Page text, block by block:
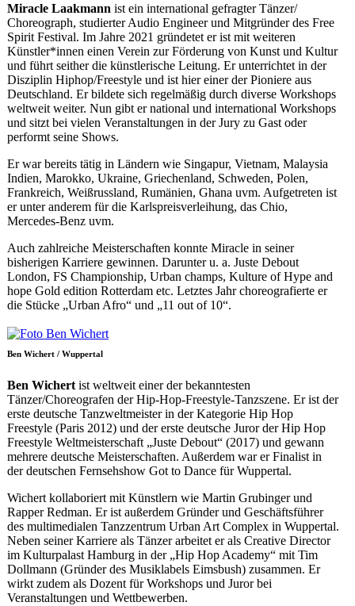
Miracle Laakmann ist ein international gefragter Tänzer/
Choreograph, studierter Audio Engineer und Mitgründer des Free
Spirit Festival. Im Jahre 2021 gründetet er ist mit weiteren
Künstler*innen einen Verein zur Förderung von Kunst und Kultur
und führt seither die künstlerische Leitung. Er unterrichtet in der
Disziplin Hiphop/Freestyle und ist hier einer der Pioniere aus
Deutschland. Er bildete sich regelmäßig durch diverse Workshops
weltweit weiter. Nun gibt er national und international Workshops
und sitzt bei vielen Veranstaltungen in der Jury zu Gast oder
performt seine Shows.
Er war bereits tätig in Ländern wie Singapur, Vietnam, Malaysia
Indien, Marokko, Ukraine, Griechenland, Schweden, Polen,
Frankreich, Weißrussland, Rumänien, Ghana uvm. Aufgetreten ist
er unter anderem für die Karlspreisverleihung, das Chio,
Mercedes-Benz uvm.
Auch zahlreiche Meisterschaften konnte Miracle in seiner
bisherigen Karriere gewinnen. Darunter u. a. Juste Debout
London, FS Championship, Urban champs, Kulture of Hype and
hope Gold edition Rotterdam etc. Letztes Jahr choreografierte er
die Stücke „Urban Afro“ und „11 out of 10“.
Ben Wichert / Wuppertal
Ben Wichert ist weltweit einer der bekanntesten
Tänzer/Choreografen der Hip-Hop-Freestyle-Tanzszene. Er ist der
erste deutsche Tanzweltmeister in der Kategorie Hip Hop
Freestyle (Paris 2012) und der erste deutsche Juror der Hip Hop
Freestyle Weltmeisterschaft „Juste Debout“ (2017) und gewann
mehrere deutsche Meisterschaften. Außerdem war er Finalist in
der deutschen Fernsehshow Got to Dance für Wuppertal.
Wichert kollaboriert mit Künstlern wie Martin Grubinger und
Rapper Redman. Er ist außerdem Gründer und Geschäftsführer
des multimedialen Tanzzentrum Urban Art Complex in Wuppertal.
Neben seiner Karriere als Tänzer arbeitet er als Creative Director
im Kulturpalast Hamburg in der „Hip Hop Academy“ mit Tim
Dollmann (Gründer des Musiklabels Eimsbush) zusammen. Er
wirkt zudem als Dozent für Workshops und Juror bei
Veranstaltungen und Wettbewerben.